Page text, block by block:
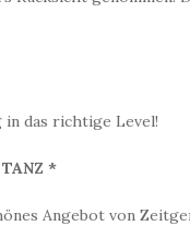
das richtige Level!
*
Angebot von